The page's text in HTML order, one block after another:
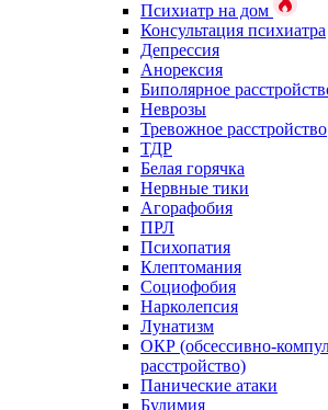
Психиатр на дом
Консультация психиатра
Депрессия
Анорексия
Биполярное
Неврозы
Тревожное расстройство
ТДР
Белая горячка
Нервные тики
Агорафобия
ПРЛ
Психопатия
Клептомания
Социофобия
Нарколепсия
Лунатизм
ОКР (обсессивно-
расстройство)
Панические атаки
Булимия